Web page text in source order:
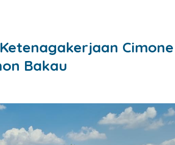
Cimone
Bakau